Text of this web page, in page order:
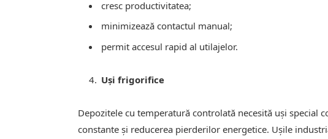
cresc productivitatea;
minimizează contactul manual;
permit accesul rapid al utilajelor.
Uși frigorifice
Depozitele cu temperatură controlată necesită uși special
constante și reducerea pierderilor energetice. Ușile